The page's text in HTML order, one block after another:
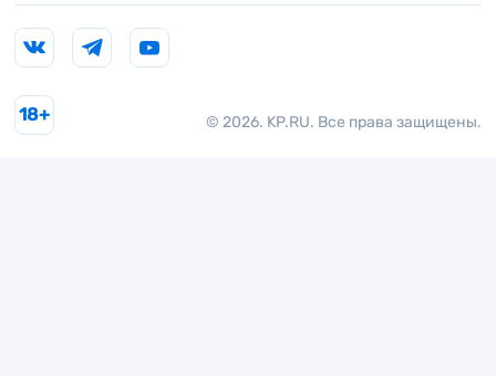
© 2026. KP.RU. Все права защищены.
18+